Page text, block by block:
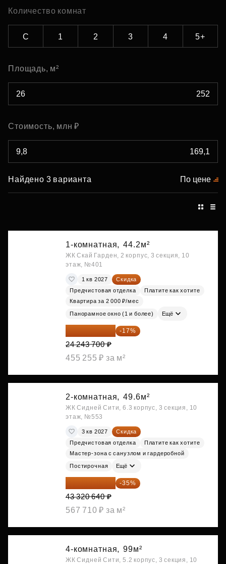
Количество комнат
С 1 2 3 4 5+
Площадь, м²
Стоимость, млн ₽
Найдено 3 варианта По цене
1-комнатная, 44.2м²
ЖК Скай Гарден, 2 корпус, 3 секция, 10
этаж, №401
1 кв 2027
Скидка
Предчистовая отделка
Платите как хотите
Квартира за 2 000 ₽/мес
Панорамное окно (1 и более) Ещё
20 122 271 ₽ -17%
24 243 700 ₽
455 255 ₽ за м²
2-комнатная, 49.6м²
ЖК Сидней Сити, 6.3 корпус, 3 секция, 10
этаж, №553
3 кв 2027
Скидка
Предчистовая отделка
Платите как хотите
Мастер-зона с санузлом и гардеробной
Постирочная Ещё
28 158 416 ₽ -35%
43 320 640 ₽
567 710 ₽ за м²
4-комнатная, 99м²
ЖК Сидней Сити, 5.2 корпус, 3 секция, 10